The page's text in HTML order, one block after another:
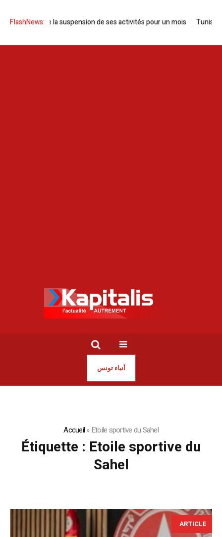
FlashNews:
la suspension de ses activités pour un mois Tunisie | Sayed
أنباء تونس
Accueil»Etoile sportive du Sahel
Étiquette : Etoile sportive du
Sahel
ARTICLE